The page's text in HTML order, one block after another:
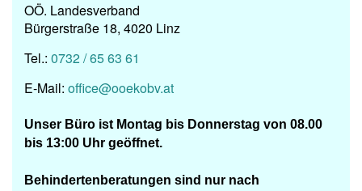
OÖ. Landesverband
Bürgerstraße 18, 4020 Linz
Tel.: 0732 / 65 63 61
E-Mail: office@ooekobv.at
Unser Büro ist Montag bis Donnerstag von 08.00
bis 13:00 Uhr geöffnet.
Behindertenberatungen sind nur nach